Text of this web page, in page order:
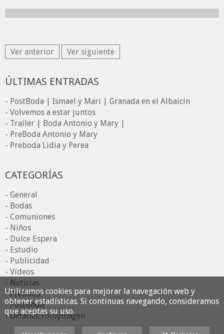
Ver anterior Ver siguiente
ÚLTIMAS ENTRADAS
- PostBoda | Ismael y Mari | Granada en el Albaicín
- Volvemos a estar juntos
- Trailer | Boda Antonio y Mary |
- PreBoda Antonio y Mary
- Preboda Lidia y Perea
CATEGORÍAS
- General
- Bodas
- Comuniones
- Niños
- Dulce Espera
- Estudio
- Publicidad
- Vídeos
- Noticias
- PreBoda
- PostBoda
- Detalles Fotoymagen
Utilizamos cookies para mejorar la navegación web y
obtener estadísticas. Si continuas navegando, consideramos
que aceptas su uso.